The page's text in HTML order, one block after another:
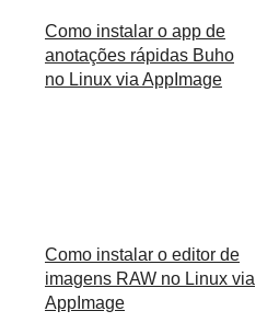
Como instalar o app de
anotações rápidas Buho
no Linux via AppImage
Como instalar o editor de
imagens RAW no Linux via
AppImage